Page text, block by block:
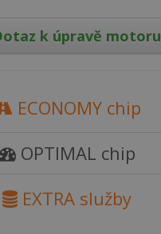
k úpravě motoru
ECONOMY chip
OPTIMAL chip
EXTRA služby